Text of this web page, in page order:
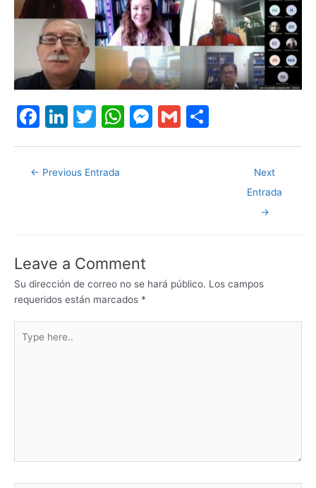
F
a
c
e
k
Li
n
e
T
w
itt
er
W
h
M
e
er
G
m h
← Previous Entrada
Next
Entrada
→
Leave a Comment
Su dirección de correo no se hará público. Los campos
requeridos están marcados *
here..